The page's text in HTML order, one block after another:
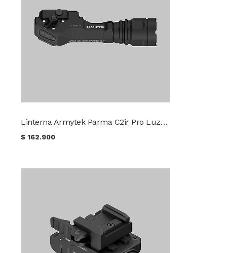
Linterna Armytek Parma C2ir Pro Luz Blanca / IR
$162.900